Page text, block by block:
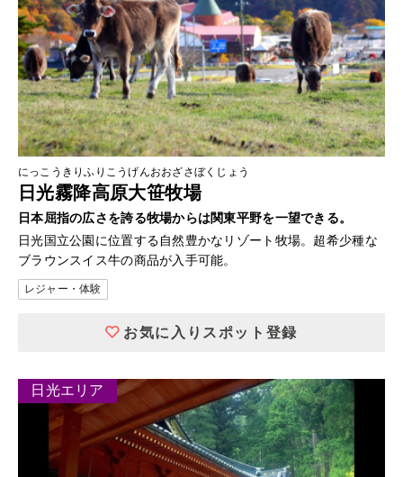
にっこうきりふりこうげんおおざさぼくじょう
日光霧降高原大笹牧場
日本屈指の広さを誇る牧場からは関東平野を一望できる。
日光国立公園に位置する自然豊かなリゾート牧場。超希少種な
ブラウンスイス牛の商品が入手可能。
レジャー・体験
お気に入りスポット登録
日光エリア